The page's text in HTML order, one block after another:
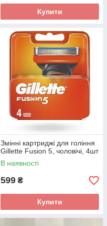
Купити
Змінні картриджі для гоління
Gillette Fusion 5, чоловічі, 4шт
В наявності
599 ₴
Купити